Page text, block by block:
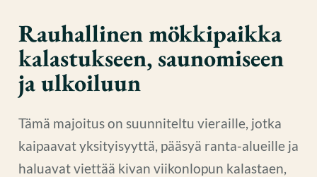
Rauhallinen mökkipaikka
kalastukseen, saunomiseen
ja ulkoiluun
Tämä majoitus on suunniteltu vieraille, jotka
kaipaavat yksityisyyttä, pääsyä ranta-alueille ja
haluavat viettää kivan viikonlopun kalastaen,